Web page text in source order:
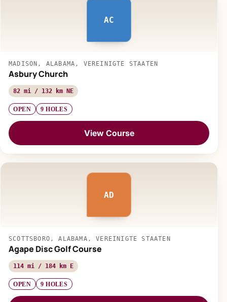
AC
MADISON, ALABAMA, VEREINIGTE STAATEN
Asbury Church
82 mi / 132 km NE
OPEN 9 HOLES
View Course
AD
SCOTTSBORO, ALABAMA, VEREINIGTE STAATEN
Agape Disc Golf Course
114 mi / 184 km E
OPEN 9 HOLES